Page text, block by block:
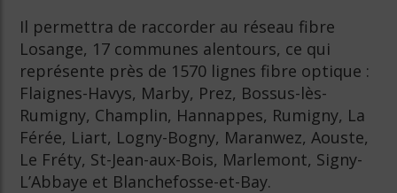
Il permettra de raccorder au réseau fibre
Losange, 17 communes alentours, ce qui
représente près de 1570 lignes fibre optique :
Flaignes-Havys, Marby, Prez, Bossus-lès-
Rumigny, Champlin, Hannappes, Rumigny, La
Férée, Liart, Logny-Bogny, Maranwez, Aouste,
Le Fréty, St-Jean-aux-Bois, Marlemont, Signy-
L’Abbaye et Blanchefosse-et-Bay.